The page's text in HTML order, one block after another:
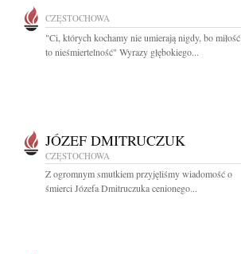
CZĘSTOCHOWA
"Ci, których kochamy nie umierają nigdy, bo miłość
to nieśmiertelność" Wyrazy głębokiego...
JÓZEF DMITRUCZUK
CZĘSTOCHOWA
Z ogromnym smutkiem przyjęliśmy wiadomość o
śmierci Józefa Dmitruczuka cenionego...